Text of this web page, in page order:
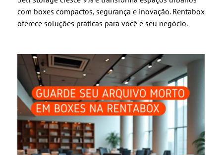
com boxes compactos, segurança e inovação. Rentabox
oferece soluções práticas para você e seu negócio.